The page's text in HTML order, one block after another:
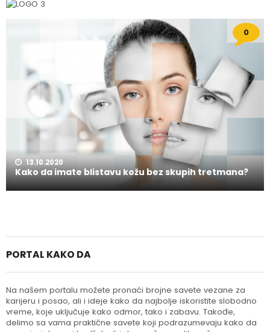
0
13.10.2020
Kako da imate blistavu kožu bez skupih tretmana?
PORTAL KAKO DA
Na našem portalu možete pronaći brojne savete vezane za
karijeru i posao, ali i ideje kako da najbolje iskoristite slobodno
vreme, koje uključuje kako odmor, tako i zabavu. Takođe,
delimo sa vama praktične savete koji podrazumevaju kako da